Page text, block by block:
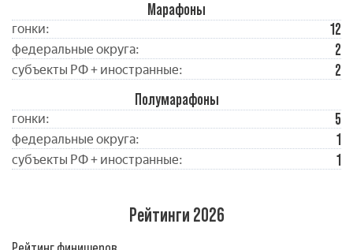
Марафоны
гонки: 12
федеральные округа: 2
субъекты РФ + иностранные:
2
Полумарафоны
гонки: 5
федеральные округа: 1
субъекты РФ + иностранные: 1
Рейтинги 2026